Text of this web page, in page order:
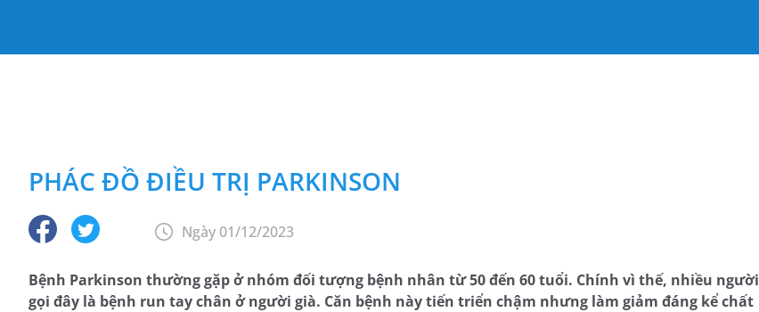
PHÁC ĐỒ ĐIỀU TRỊ PARKINSON
Ngày 01/12/2023
Bệnh Parkinson thường gặp ở nhóm đối tượng bệnh nhân từ 50 đến 60 tuổi. Chính vì thế, nhiều người
gọi đây là bệnh run tay chân ở người già. Căn bệnh này tiến triển chậm nhưng làm giảm đáng kể chất